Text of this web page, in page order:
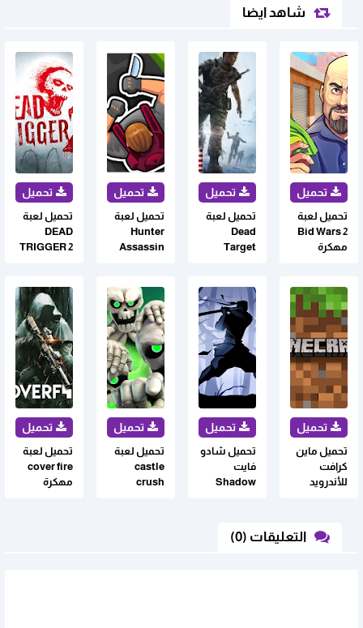
شاهد ايضا
تحميل لعبة
Bid Wars 2
مهكرة
تحميل لعبة
Dead
Target
للاندرويد
تحميل لعبة
Hunter
Assassin
تحميل لعبة
DEAD
TRIGGER 2
تحميل ماين
كرافت
للأندرويد
تحميل شادو
فايت
Shadow
ميديا فاير
تحميل لعبة
castle
crush
تحميل لعبة
cover fire
مهكرة
التعليقات (0)